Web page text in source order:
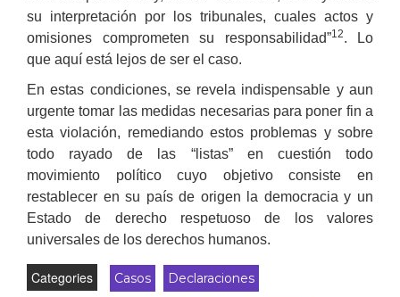
su interpretación por los tribunales, cuales actos y
omisiones comprometen su responsabilidad”12. Lo
que aquí está lejos de ser el caso.
En estas condiciones, se revela indispensable y aun
urgente tomar las medidas necesarias para poner fin a
esta violación, remediando estos problemas y sobre
todo rayado de las “listas” en cuestión todo
movimiento político cuyo objetivo consiste en
restablecer en su país de origen la democracia y un
Estado de derecho respetuoso de los valores
universales de los derechos humanos.
Categories Casos Declaraciones